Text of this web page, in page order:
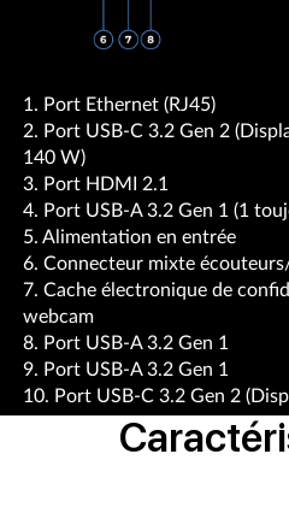
1. Port Ethernet (RJ45)
2. Port USB-C 3.2 Gen 2
140 W)
3. Port HDMI 2.1
4. Port USB-A 3.2 Gen 1 (1
5. Alimentation en entrée
6. Connecteur mixte
7. Cache électronique de
webcam
8. Port USB-A 3.2 Gen 1
9. Port USB-A 3.2 Gen 1
10. Port USB-C 3.2 Gen 2